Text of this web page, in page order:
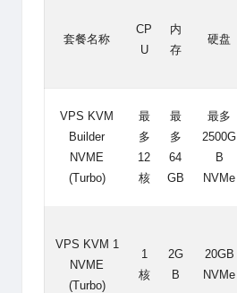
套餐名称
CP
U
内
存
硬盘
VPS KVM
Builder
NVME
(Turbo)
最
多
12
核
最
多
64
GB
最多
2500G
B
NVMe
VPS KVM 1
NVME
(Turbo)
1
核
2G
B
20GB
NVMe